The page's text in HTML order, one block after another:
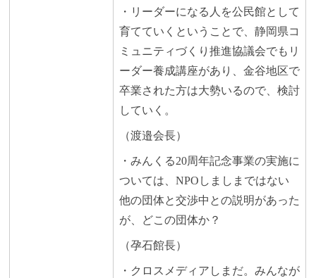
・リーダーになる人を公民館として
育てていくということで、静岡県コ
ミュニティづくり推進協議会でもリ
ーダー養成講座があり、金谷地区で
卒業された方は大勢いるので、検討
していく。
（渡邉会長）
・みんくる20周年記念事業の実施に
ついては、NPOしましまではない
他の団体と交渉中との説明があった
が、どこの団体か？
（孕石館長）
・クロスメディアしまだ。みんなが